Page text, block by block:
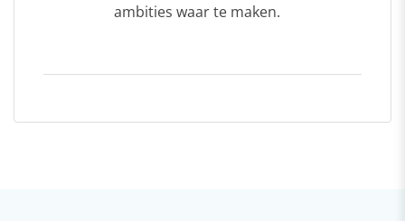
ambities waar te maken.